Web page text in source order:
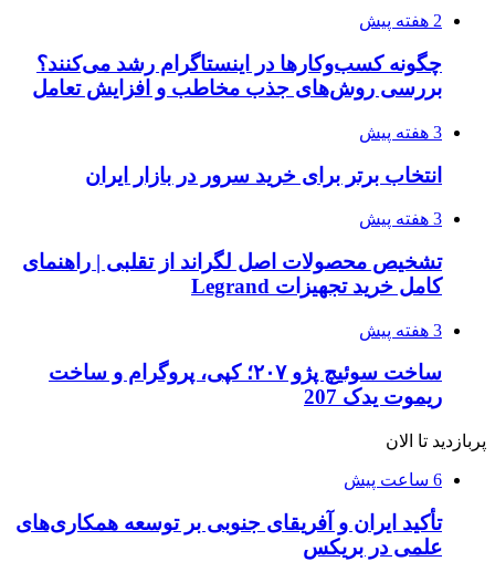
2 هفته پیش
چگونه کسب‌وکارها در اینستاگرام رشد می‌کنند؟
بررسی روش‌های جذب مخاطب و افزایش تعامل
3 هفته پیش
انتخاب برتر برای خرید سرور در بازار ایران
3 هفته پیش
تشخیص محصولات اصل لگراند از تقلبی | راهنمای
کامل خرید تجهیزات Legrand
3 هفته پیش
ساخت سوئیچ پژو ۲۰۷؛ کپی، پروگرام و ساخت
ریموت یدک 207
پربازدید تا الان
6 ساعت پیش
تأکید ایران و آفریقای جنوبی بر توسعه همکاری‌های
علمی در بریکس